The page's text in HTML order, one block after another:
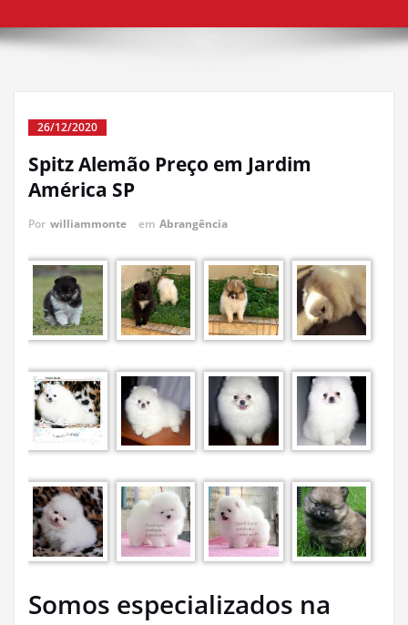
26/12/2020
Spitz Alemão Preço em Jardim
América SP
Por williammonte em Abrangência
Somos especializados na